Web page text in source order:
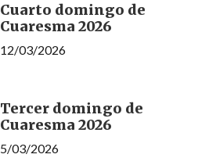
Cuarto domingo de
Cuaresma 2026
12/03/2026
Tercer domingo de
Cuaresma 2026
5/03/2026